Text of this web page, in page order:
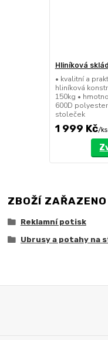
Hliníková
• kvalitní a
hliníková
150kg •
600D
stoleček
1 999 Kč/ks
ZBOŽÍ
Reklamní potisk
Ubrusy a potahy na